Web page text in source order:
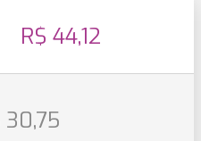
R$ 44,12
30,75